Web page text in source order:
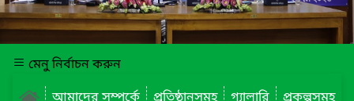
মেনু নির্বাচন করুন